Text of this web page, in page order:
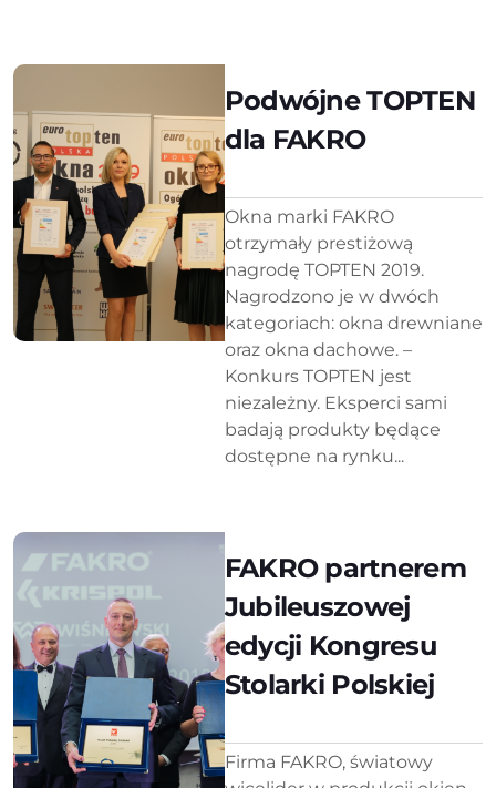
Podwójne TOPTEN
dla FAKRO
Okna marki FAKRO
otrzymały prestiżową
nagrodę TOPTEN 2019.
Nagrodzono je w dwóch
kategoriach: okna drewniane
oraz okna dachowe. –
Konkurs TOPTEN jest
niezależny. Eksperci sami
badają produkty będące
dostępne na rynku...
FAKRO partnerem
Jubileuszowej
edycji Kongresu
Stolarki Polskiej
Firma FAKRO, światowy